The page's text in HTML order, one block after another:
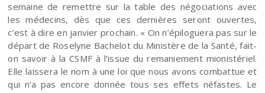
semaine de remettre sur la table des négociations avec
les médecins, dès que ces dernières seront ouvertes,
c’est à dire en janvier prochain. « On n’épiloguera pas sur le
départ de Roselyne Bachelot du Ministère de la Santé, fait-
on savoir à la CSMF à l’issue du remaniement mionistériel.
Elle laissera le nom à une loi que nous avons combattue et
qui n’a pas encore donnée tous ses effets néfastes. Le